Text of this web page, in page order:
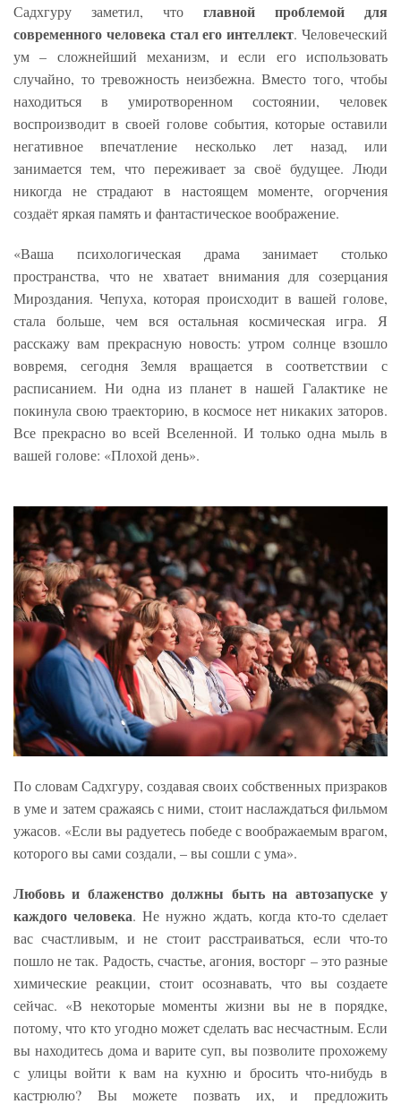
Садхгуру заметил, что главной проблемой для
современного человека стал его интеллект. Человеческий
ум – сложнейший механизм, и если его использовать
случайно, то тревожность неизбежна. Вместо того, чтобы
находиться в умиротворенном состоянии, человек
воспроизводит в своей голове события, которые оставили
негативное впечатление несколько лет назад, или
занимается тем, что переживает за своё будущее. Люди
никогда не страдают в настоящем моменте, огорчения
создаёт яркая память и фантастическое воображение.
«Ваша психологическая драма занимает столько
пространства, что не хватает внимания для созерцания
Мироздания. Чепуха, которая происходит в вашей голове,
стала больше, чем вся остальная космическая игра. Я
расскажу вам прекрасную новость: утром солнце взошло
вовремя, сегодня Земля вращается в соответствии с
расписанием. Ни одна из планет в нашей Галактике не
покинула свою траекторию, в космосе нет никаких заторов.
Все прекрасно во всей Вселенной. И только одна мыль в
вашей голове: «Плохой день».
По словам Садхгуру, создавая своих собственных призраков
в уме и затем сражаясь с ними, стоит наслаждаться фильмом
ужасов. «Если вы радуетесь победе с воображаемым врагом,
которого вы сами создали, – вы сошли с ума».
Любовь и блаженство должны быть на автозапуске у
каждого человека. Не нужно ждать, когда кто-то сделает
вас счастливым, и не стоит расстраиваться, если что-то
пошло не так. Радость, счастье, агония, восторг – это разные
химические реакции, стоит осознавать, что вы создаете
сейчас. «В некоторые моменты жизни вы не в порядке,
потому, что кто угодно может сделать вас несчастным. Если
вы находитесь дома и варите суп, вы позволите прохожему
с улицы войти к вам на кухню и бросить что-нибудь в
кастрюлю? Вы можете позвать их, и предложить